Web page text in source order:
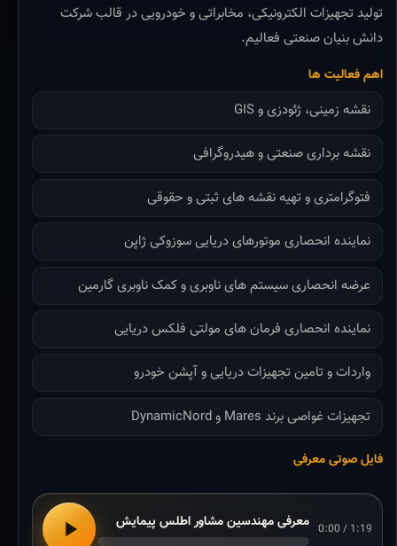
تولید تجهیزات الکترونیکی، مخابراتی و خودرویی در قالب شرکت
دانش بنیان صنعتی فعالیم.
اهم فعالیت ها
نقشه زمینی، ژئودزی و GIS
نقشه برداری صنعتی و هیدروگرافی
فتوگرامتری و تهیه نقشه های ثبتی و حقوقی
نماینده انحصاری موتورهای دریایی سوزوکی ژاپن
عرضه انحصاری سیستم های ناوبری و کمک ناوبری گارمین
نماینده انحصاری فرمان های مولتی فلکس دریایی
واردات و تامین تجهیزات دریایی و آپشن خودرو
تجهیزات غواصی برند Mares و DynamicNord
فایل صوتی معرفی
0:00 / 1:19 معرفی مهندسین مشاور اطلس پیمایش